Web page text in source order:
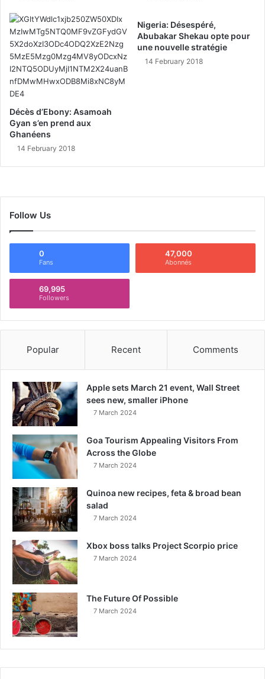
Décès d’Ebony: Asamoah
Gyan s’en prend aux
Ghanéens
14 February 2018
Nigeria: Désespéré,
Abubakar Shekau opte pour
une nouvelle stratégie
14 February 2018
Follow Us
0
Fans
47,000
Abonnés
69,995
Followers
Popular Recent Comments
Apple sets March 21 event, Wall Street
sees new, smaller iPhone
7 March 2024
Goa Tourism Appealing Visitors From
Across the Globe
7 March 2024
Quinoa new recipes, feta & broad bean
salad
7 March 2024
Xbox boss talks Project Scorpio price
7 March 2024
The Future Of Possible
7 March 2024